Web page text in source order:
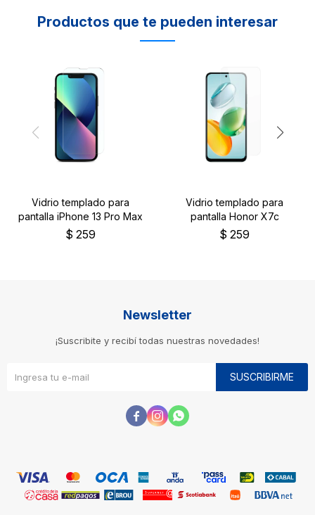
Productos que te pueden interesar
Vidrio templado para
pantalla iPhone 13 Pro Max
$ 259
Vidrio templado para
pantalla Honor X7c
$ 259
Newsletter
¡Suscribite y recibí todas nuestras novedades!
SUSCRIBIRME
  